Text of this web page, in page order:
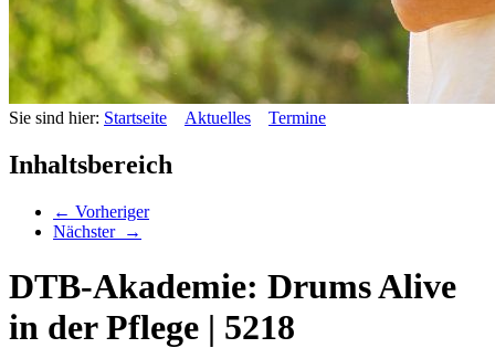
Sie sind hier: Startseite Aktuelles Termine
Inhaltsbereich
← Vorheriger
Nächster →
DTB-Akademie: Drums Alive
in der Pflege | 5218